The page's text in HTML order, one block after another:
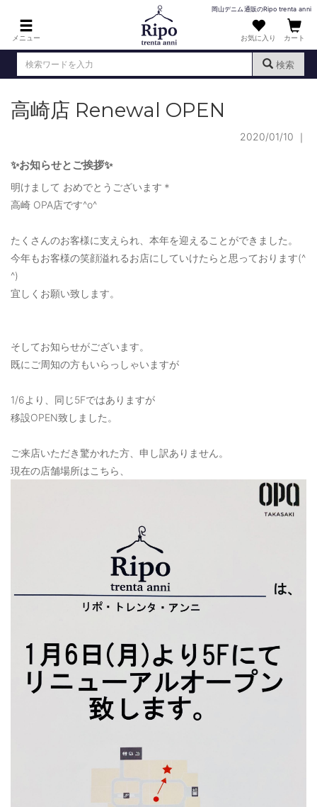
メニュー
岡山デニム通販のRipo trenta anni
お気に入り カート
検索
ログイン （新規会員登録 ）
DENIM : デニム
PANTS : パンツ
T-SHIRT : Tシャツ
SHIRT : シャツ
LADIES : レディース
PANTS/SKIRT : パンツ・スカート
OUTERS : アウター
LADIES : レディース
お買い物カゴ
ご利用ガイド
特定商取引法に基づく表記
高崎店 Renewal OPEN
2020/01/10 ｜
✨お知らせとご挨拶✨
明けまして おめでとうございます＊
高崎 OPA店です^o^
たくさんのお客様に支えられ、本年を迎えることができました。
今年もお客様の笑顔溢れるお店にしていけたらと思っております(^
^)
宜しくお願い致します。
そしてお知らせがございます。
既にご周知の方もいらっしゃいますが
1/6より、同じ5Fではありますが
移設OPEN致しました。
ご来店いただき驚かれた方、申し訳ありません。
現在の店舗場所はこちら、